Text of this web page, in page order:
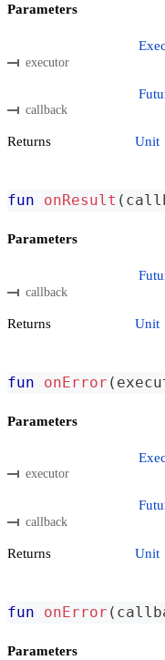
Parameters
executor
callback
Returns Unit
fun onResult (
Parameters
callback
Returns Unit
fun onError (
Parameters
executor
callback
Returns Unit
fun onError (
Parameters